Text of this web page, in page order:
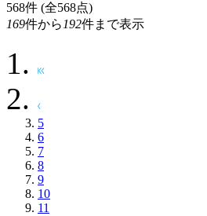
568件 (全568点)
169件から 192件まで表示
5
6
7
8
9
10
11